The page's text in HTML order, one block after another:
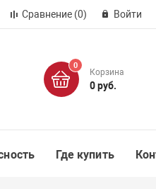
Сравнение (0) Войти
0
Корзина
0 руб.
Где купить